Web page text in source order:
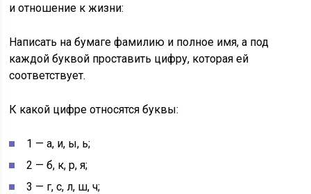
и отношение к жизни:
Написать на бумаге фамилию и полное имя, а под
каждой буквой проставить цифру, которая ей
соответствует.
К какой цифре относятся буквы:
1 — а, и, ы, ь;
2 — б, к, р, я;
3 — г, с, л, ш, ч;